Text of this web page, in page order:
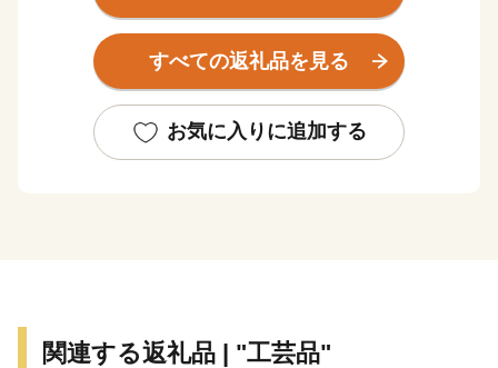
折々に町を彩る花々が、訪れる人の心を和ませていま
中でも教育、文化の振興に積極的に取り組み、町内には
ています。
コンパクトな町だからこそできる魅力あるまちづくりを
すべての返礼品を見る
お気に入りに追加する
関連する返礼品 | "工芸品"